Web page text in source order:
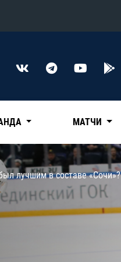
Конференция «Восток»
Нефтехимик
Трактор
Дивизион Чернышева
КХЛ
МАТЧИ
лучшим в составе «Сочи»?